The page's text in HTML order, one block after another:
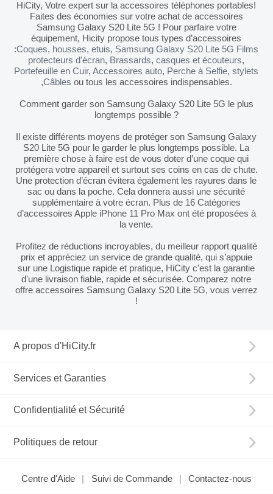
HiCity, Votre expert sur la accessoires téléphones portables!
Faites des économies sur votre achat de accessoires
Samsung Galaxy S20 Lite 5G ! Pour parfaire votre
équipement, Hicity propose tous types d’accessoires
:Coques, housses, etuis, Samsung Galaxy S20 Lite 5G Films
protecteurs d'écran, Brassards,casques et écouteurs,
Portefeuille en Cuir,Accessoires auto, Perche à Selfie,stylets
,Câbles ou tous les accessoires indispensables.
Comment garder son Samsung Galaxy S20 Lite 5G le plus
longtemps possible ?
Il existe différents moyens de protéger son Samsung Galaxy
S20 Lite 5G pour le garder le plus longtemps possible. La
première chose à faire est de vous doter d’une coque qui
protégera votre appareil et surtout ses coins en cas de chute.
Une protection d’écran évitera également les rayures dans le
sac ou dans la poche. Cela donnera aussi une sécurité
supplémentaire à votre écran. Plus de 16 Catégories
d’accessoires Apple iPhone 11 Pro Max ont été proposées à
la vente.
Profitez de réductions incroyables, du meilleur rapport qualité
prix et appréciez un service de grande qualité, qui s’appuie
sur une Logistique rapide et pratique, HiCity c'est la garantie
d'une livraison fiable, rapide et sécurisée. Comparez notre
offre accessoires Samsung Galaxy S20 Lite 5G, vous verrez
!
A propos d'HiCity.fr
Services et Garanties
Confidentialité et Sécurité
Politiques de retour
Centre d'Aide Suivi de Commande Contactez-nous